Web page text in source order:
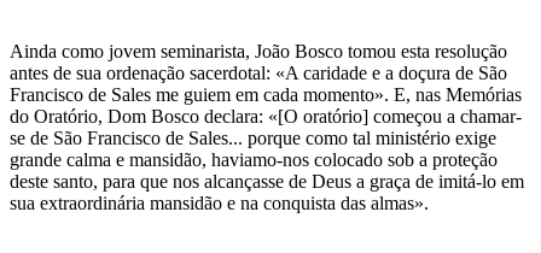
Ainda como jovem seminarista, João Bosco tomou esta resolução
antes de sua ordenação sacerdotal: «A caridade e a doçura de São
Francisco de Sales me guiem em cada momento». E, nas Memórias
do Oratório, Dom Bosco declara: «[O oratório] começou a chamar-
se de São Francisco de Sales... porque como tal ministério exige
grande calma e mansidão, haviamo-nos colocado sob a proteção
deste santo, para que nos alcançasse de Deus a graça de imitá-lo em
sua extraordinária mansidão e na conquista das almas».